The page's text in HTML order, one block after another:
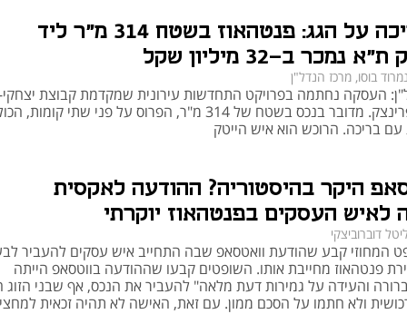
ליוקרה
יוקרתית במחיר נגיש יותר. פנטהאוזים בייסיק מציעים שטח מרווח, מרפסת רחבה
ולעיתים גם נוף פתוח – אך עם רמות גימור מעט פחות גבוהות. הם מהווים פתרון אידאלי
חדשים מול בניינים ותיקים
אך נדרשים לעיתים לשיפוץ משמעותי. הבחירה בין השניים תלויה בתקציב, במצב הנכס
עם בריכה על הגג: פנטהאוז בשטח 314 מ"ר ליד
נמכר ב-32 מיליון שקל
נמרוד בוסו, מרכז הנדל"ן
העסקה נחתמה בפרויקט התחדשות עירונית שמקדמת קבוצת
ברחוב שפרינצק. מדובר בנכס בשטח של 314 מ"ר, הפרוס על פני שתי
בריכה. הרוכש הוא איש הייטק
היקר בהיסטוריה? ההודעה לאקסית
לאיש העסקים בפנטהאוז יוקרתי
ליטל דוברוביצקי
המחוזי קבע שהודעת וואטסאפ שבה התחייב איש עסקים להעביר
פנטהאוז מחייבת אותו. השופטים קבעו שההודעה בווטסאפ הייתה
והעידה על גמירות דעת מלאה" להעביר את הנכס, אף שבני הזוג
ולא חתמו על הסכם ממון. עם זאת, האישה לא תהיה זכאית